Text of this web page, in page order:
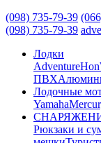
(098) 735-79-39
(098) 735-79-39
Лодки
Adventure
ПВХ
Лодочные
Yamaha
Рюкзаки и